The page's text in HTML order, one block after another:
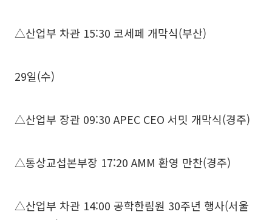
△산업부 차관 15:30 코세페 개막식(부산)
29일(수)
△산업부 장관 09:30 APEC CEO 서밋 개막식(경주)
△통상교섭본부장 17:20 AMM 환영 만찬(경주)
△산업부 차관 14:00 공학한림원 30주년 행사(서울